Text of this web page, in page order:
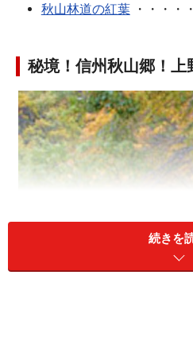
秋山林道の紅葉・・・・
秘境！信州秋山郷！上
続きを